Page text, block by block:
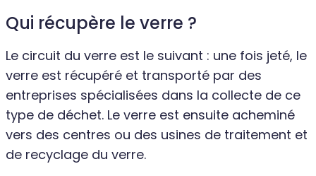
Qui récupère le verre ?
Le circuit du verre est le suivant : une fois jeté, le
verre est récupéré et transporté par des
entreprises spécialisées dans la collecte de ce
type de déchet. Le verre est ensuite acheminé
vers des centres ou des usines de traitement et
de recyclage du verre.